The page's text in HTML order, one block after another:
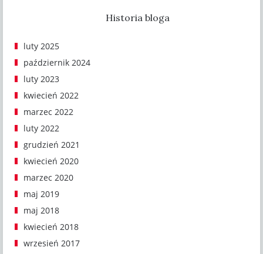
Historia bloga
luty 2025
październik 2024
luty 2023
kwiecień 2022
marzec 2022
luty 2022
grudzień 2021
kwiecień 2020
marzec 2020
maj 2019
maj 2018
kwiecień 2018
wrzesień 2017